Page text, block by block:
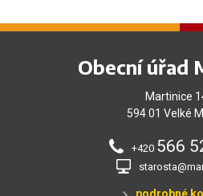
Obecní úřad
Martinice
594 01 Velké
+420 566